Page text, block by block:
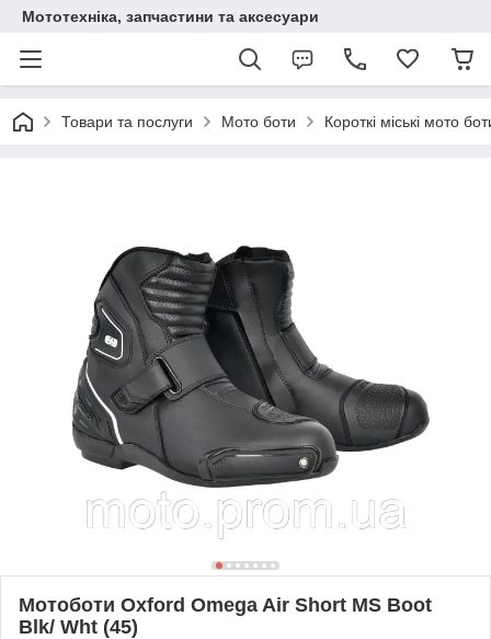
Мототехніка, запчастини та аксесуари
Товари та послуги Мото боти Короткі міські мото
Мотоботи Oxford Omega Air Short MS Boot
Blk/ Wht (45)